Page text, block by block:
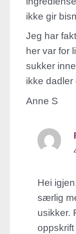
ikke gir
Jeg har
her var for
sukker
ikke dadler
Anne S
Hei
særlig
usikker.